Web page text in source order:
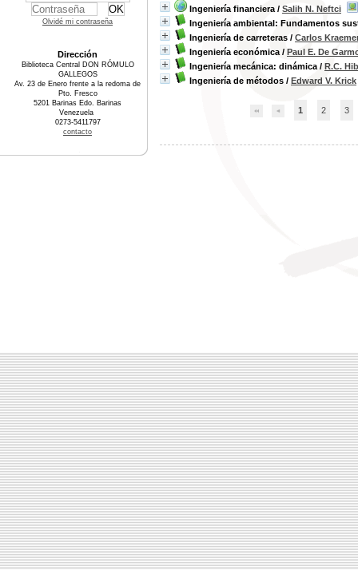
Ingeniería financiera / Salih N. Neftci
Ingeniería ambiental: Fundamentos
Ingeniería de carreteras / Carlos
Ingeniería económica / Paul E. De
Ingeniería mecánica: dinámica / R.C.
Ingeniería de métodos / Edward V. Krick
1 2 3
Olvidé mi contraseña
Dirección
Biblioteca Central DON RÓMULO
GALLEGOS
Av. 23 de Enero frente a la redoma de
Pto. Fresco
5201 Barinas Edo. Barinas
Venezuela
0273-5411797
contacto